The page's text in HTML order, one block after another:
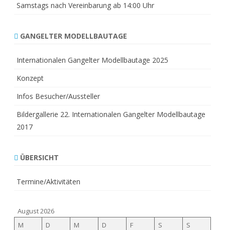
Samstags nach Vereinbarung ab 14:00 Uhr
GANGELTER MODELLBAUTAGE
Internationalen Gangelter Modellbautage 2025
Konzept
Infos Besucher/Aussteller
Bildergallerie 22. Internationalen Gangelter Modellbautage
2017
ÜBERSICHT
Termine/Aktivitäten
August 2026
M
D M D F S
S